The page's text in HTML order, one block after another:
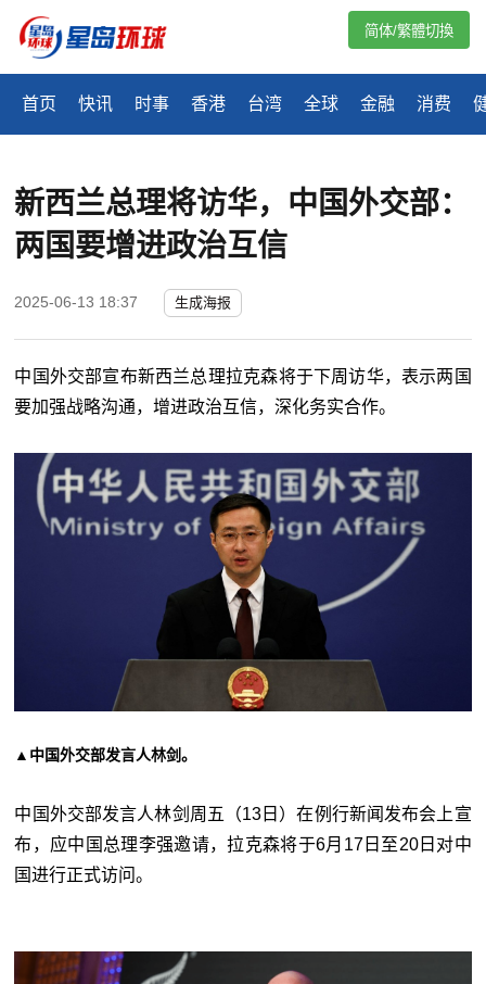
首页 快讯 时事 香港 台湾 全球 金融 消费
简体/繁體切換
新西兰总理将访华，中国外交部：
两国要增进政治互信
2025-06-13 18:37 生成海报
中国外交部宣布新西兰总理拉克森将于下周访华，表示两国
要加强战略沟通，增进政治互信，深化务实合作。
▲中国外交部发言人林剑。
中国外交部发言人林剑周五（13日）在例行新闻发布会上宣
布，应中国总理李强邀请，拉克森将于6月17日至20日对中
国进行正式访问。